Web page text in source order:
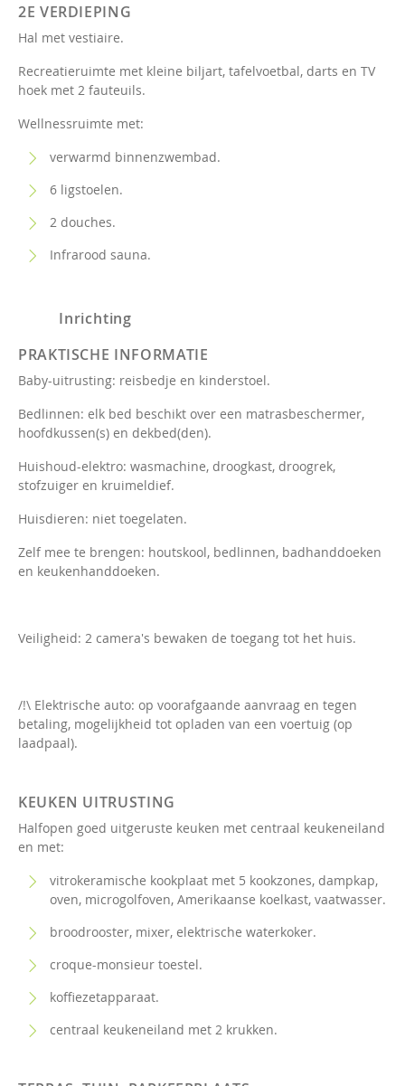
2E VERDIEPING
Hal met vestiaire.
Recreatieruimte met kleine biljart, tafelvoetbal, darts en TV
hoek met 2 fauteuils.
Wellnessruimte met:
verwarmd binnenzwembad.
6 ligstoelen.
2 douches.
Infrarood sauna.
Inrichting
PRAKTISCHE INFORMATIE
Baby-uitrusting: reisbedje en kinderstoel.
Bedlinnen: elk bed beschikt over een matrasbeschermer,
hoofdkussen(s) en dekbed(den).
Huishoud-elektro: wasmachine, droogkast, droogrek,
stofzuiger en kruimeldief.
Huisdieren: niet toegelaten.
Zelf mee te brengen: houtskool, bedlinnen, badhanddoeken
en keukenhanddoeken.
Veiligheid: 2 camera's bewaken de toegang tot het huis.
/!\ Elektrische auto: op voorafgaande aanvraag en tegen
betaling, mogelijkheid tot opladen van een voertuig (op
laadpaal).
KEUKEN UITRUSTING
Halfopen goed uitgeruste keuken met centraal keukeneiland
en met:
vitrokeramische kookplaat met 5 kookzones, dampkap,
oven, microgolfoven, Amerikaanse koelkast, vaatwasser.
broodrooster, mixer, elektrische waterkoker.
croque-monsieur toestel.
koffiezetapparaat.
centraal keukeneiland met 2 krukken.